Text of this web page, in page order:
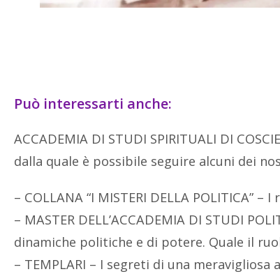
Può interessarti anche:
ACCADEMIA DI STUDI SPIRITUALI DI
dalla quale è possibile seguire alcuni dei
– COLLANA “I MISTERI DELLA POLITICA”
– MASTER DELL’ACCADEMIA DI STUDI
dinamiche politiche e di potere. Quale il
– TEMPLARI – I segreti di una meravigliosa